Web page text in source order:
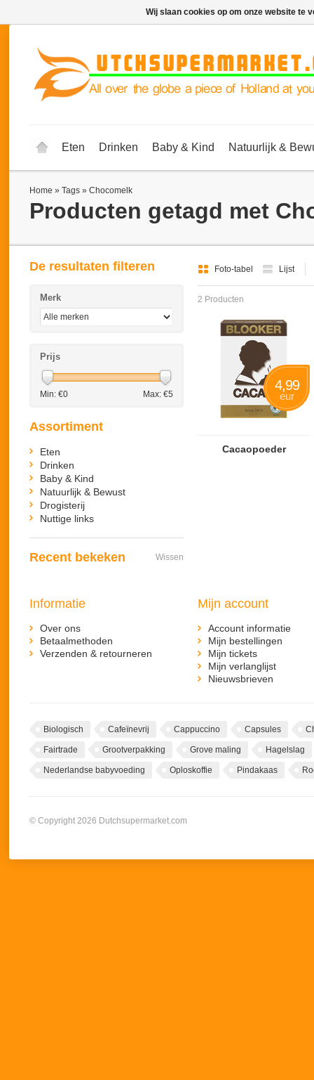
Eten Drinken Baby & Kind Natuurlijk &
Home » Tags » Chocomelk
Producten getagd met
Foto-tabel Lijst
2 Producten
4,99
eur
Cacaopoeder
De resultaten filteren
Merk
Prijs
Min: €0 Max: €5
Assortiment
Eten
Drinken
Baby & Kind
Natuurlijk & Bewust
Drogisterij
Nuttige links
Recent bekeken Wissen
Informatie
Over ons
Betaalmethoden
Verzenden & retourneren
Mijn account
Account informatie
Mijn bestellingen
Mijn tickets
Mijn verlanglijst
Nieuwsbrieven
Biologisch Cafeïnevrij Cappuccino Capsules
Fairtrade Grootverpakking Grove maling Hagelslag
Nederlandse babyvoeding Oploskoffie Pindakaas
© Copyright 2026 Dutchsupermarket.com
Wij slaan cookies op om onze website te